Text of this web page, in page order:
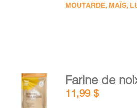
MOUTARDE, MAÏS,
AJOUTER
AU
PANIER
Farine de
11,99$